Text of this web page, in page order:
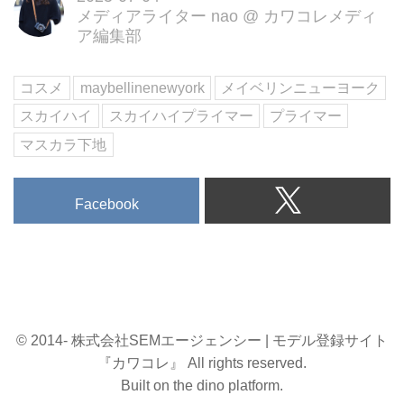
メディアライター nao @ カワコレメディ
ア編集部
コスメ maybellinenewyork
メイベリンニューヨーク
スカイハイ
スカイハイプライマー
プライマー
マスカラ下地
Facebook
© 2014- 株式会社SEMエージェンシー | モデル登録サイト
『カワコレ』 All rights reserved.
Built on the dino platform.